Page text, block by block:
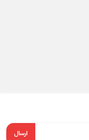
ارسال